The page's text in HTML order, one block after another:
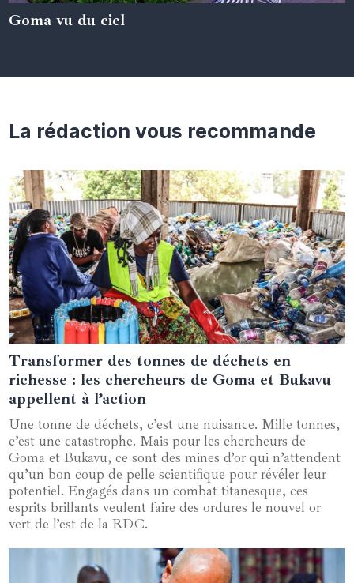
05 juin 2024
Goma vu du ciel
La rédaction vous recommande
23 décembre 2024
Transformer des tonnes de déchets en
richesse : les chercheurs de Goma et Bukavu
appellent à l’action
Une tonne de déchets, c’est une nuisance. Mille tonnes,
c’est une catastrophe. Mais pour les chercheurs de
Goma et Bukavu, ce sont des mines d’or qui n’attendent
qu’un bon coup de pelle scientifique pour révéler leur
potentiel. Engagés dans un combat titanesque, ces
esprits brillants veulent faire des ordures le nouvel or
vert de l’est de la RDC.